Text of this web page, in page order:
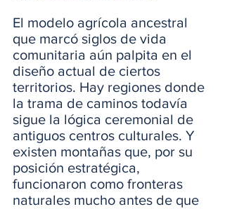
El modelo agrícola ancestral
que marcó siglos de vida
comunitaria aún palpita en el
diseño actual de ciertos
territorios. Hay regiones donde
la trama de caminos todavía
sigue la lógica ceremonial de
antiguos centros culturales. Y
existen montañas que, por su
posición estratégica,
funcionaron como fronteras
naturales mucho antes de que